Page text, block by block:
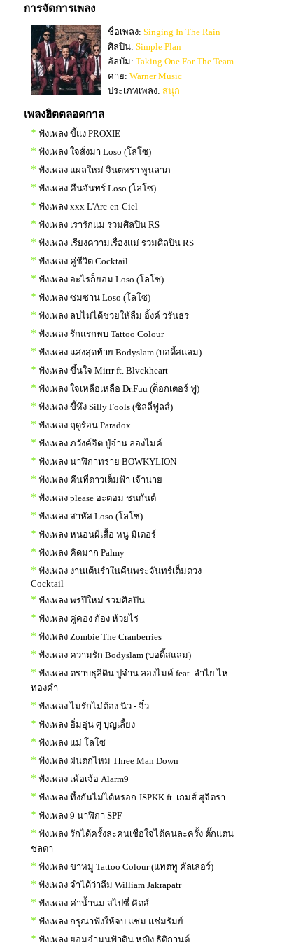
การจัดการเพลง
ชื่อเพลง: Singing In The Rain
ศิลปิน: Simple Plan
อัลบัม: Taking One For The Team
ค่าย: Warner Music
ประเภทเพลง: สนุก
เพลงฮิตตลอดกาล
* ฟังเพลง ขี้แง PROXIE
* ฟังเพลง ใจสั่งมา Loso (โลโซ)
* ฟังเพลง แผลใหม่ จินตหรา พูนลาภ
* ฟังเพลง คืนจันทร์ Loso (โลโซ)
* ฟังเพลง xxx L'Arc-en-Ciel
* ฟังเพลง เรารักแม่ รวมศิลปิน RS
* ฟังเพลง เรียงความเรื่องแม่ รวมศิลปิน RS
* ฟังเพลง คู่ชีวิต Cocktail
* ฟังเพลง อะไรก็ยอม Loso (โลโซ)
* ฟังเพลง ซมซาน Loso (โลโซ)
* ฟังเพลง ลบไม่ได้ช่วยให้ลืม อิ้งค์ วรันธร
* ฟังเพลง รักแรกพบ Tattoo Colour
* ฟังเพลง แสงสุดท้าย Bodyslam (บอดี้สแลม)
* ฟังเพลง ขึ้นใจ Mirrr ft. Blvckheart
* ฟังเพลง ใจเหลือเหลือ Dr.Fuu (ด็อกเตอร์ ฟู)
* ฟังเพลง ขี้หึง Silly Fools (ซิลลี่ฟูลส์)
* ฟังเพลง ฤดูร้อน Paradox
* ฟังเพลง ภวังค์จิต ปู่จ๋าน ลองไมค์
* ฟังเพลง นาฬิกาทราย BOWKYLION
* ฟังเพลง คืนที่ดาวเต็มฟ้า เจ้านาย
* ฟังเพลง please อะตอม ชนกันต์
* ฟังเพลง สาหัส Loso (โลโซ)
* ฟังเพลง หนอนผีเสื้อ หนู มิเตอร์
* ฟังเพลง คิดมาก Palmy
* ฟังเพลง งานเต้นรำในคืนพระจันทร์เต็มดวง
Cocktail
* ฟังเพลง พรปีใหม่ รวมศิลปิน
* ฟังเพลง คู่คอง ก้อง ห้วยไร่
* ฟังเพลง Zombie The Cranberries
* ฟังเพลง ความรัก Bodyslam (บอดี้สแลม)
* ฟังเพลง ตราบธุลีดิน ปู่จ๋าน ลองไมค์ feat. ลำไย ไห
ทองคำ
* ฟังเพลง ไม่รักไม่ต้อง นิว - จิ๋ว
* ฟังเพลง อิ่มอุ่น ศุ บุญเลี้ยง
* ฟังเพลง แม่ โลโซ
* ฟังเพลง ฝนตกไหม Three Man Down
* ฟังเพลง เพ้อเจ้อ Alarm9
* ฟังเพลง ทิ้งกันไม่ได้หรอก JSPKK ft. เกมส์ สุจิตรา
* ฟังเพลง 9 นาฬิกา SPF
* ฟังเพลง รักได้ครั้งละคนเชื่อใจได้คนละครั้ง ตั๊กแตน
ชลดา
* ฟังเพลง ขาหมู Tattoo Colour (แทตทู คัลเลอร์)
* ฟังเพลง จำได้ว่าลืม William Jakrapatr
* ฟังเพลง ค่าน้ำนม สไปซี่ คิดส์
* ฟังเพลง กรุณาฟังให้จบ แช่ม แช่มรัมย์
* ฟังเพลง ยอมจำนนฟ้าดิน หญิง ธิติกานต์